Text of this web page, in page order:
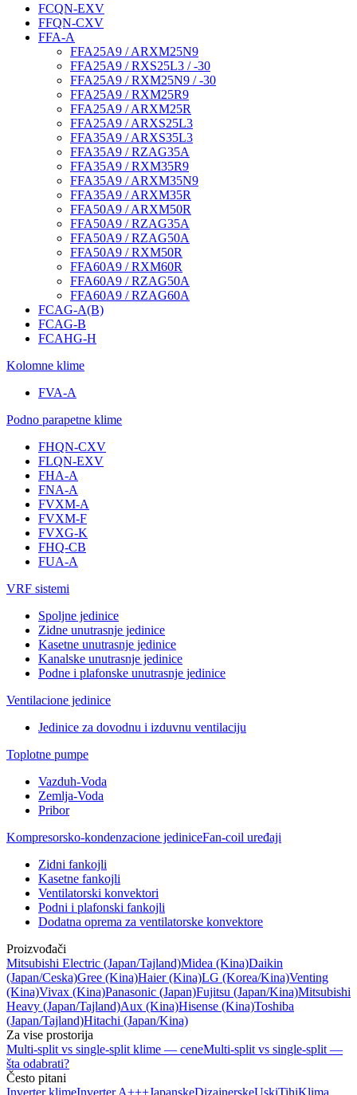
FCQN-EXV
FFQN-CXV
FFA-A
FFA25A9 / ARXM25N9
FFA25A9 / RXS25L3 / -30
FFA25A9 / RXM25N9 / -30
FFA25A9 / RXM25R9
FFA25A9 / ARXM25R
FFA25A9 / ARXS25L3
FFA35A9 / ARXS35L3
FFA35A9 / RZAG35A
FFA35A9 / RXM35R9
FFA35A9 / ARXM35N9
FFA35A9 / ARXM35R
FFA50A9 / ARXM50R
FFA50A9 / RZAG35A
FFA50A9 / RZAG50A
FFA50A9 / RXM50R
FFA60A9 / RXM60R
FFA60A9 / RZAG50A
FFA60A9 / RZAG60A
FCAG-A(B)
FCAG-B
FCAHG-H
Kolomne klime
FVA-A
Podno parapetne klime
FHQN-CXV
FLQN-EXV
FHA-A
FNA-A
FVXM-A
FVXM-F
FVXG-K
FHQ-CB
FUA-A
VRF sistemi
Spoljne jedinice
Zidne unutrasnje jedinice
Kasetne unutrasnje jedinice
Kanalske unutrasnje jedinice
Podne i plafonske unutrasnje jedinice
Ventilacione jedinice
Jedinice za dovodnu i izduvnu ventilaciju
Toplotne pumpe
Vazduh-Voda
Zemlja-Voda
Pribor
Kompresorsko-kondenzacione jediniceFan-coil uređaji
Zidni fankojli
Kasetne fankojli
Ventilatorski konvektori
Podni i plafonski fankojli
Dodatna oprema za ventilatorske konvektore
Proizvođači
Mitsubishi Electric (Japan/Tajland)Midea (Kina)Daikin
(Japan/Ceska)Gree (Kina)Haier (Kina)LG (Korea/Kina)Venting
(Kina)Vivax (Kina)Panasonic (Japan)Fujitsu (Japan/Kina)Mitsubishi
Heavy (Japan/Tajland)Aux (Kina)Hisense (Kina)Toshiba
(Japan/Tajland)Hitachi (Japan/Kina)
Za vise prostorija
Multi-split vs single-split klime — ceneMulti-split vs single-split —
šta odabrati?
Često pitani
Inverter klimeInverter A+++JapanskeDizajnerskeUskiTihiKlima